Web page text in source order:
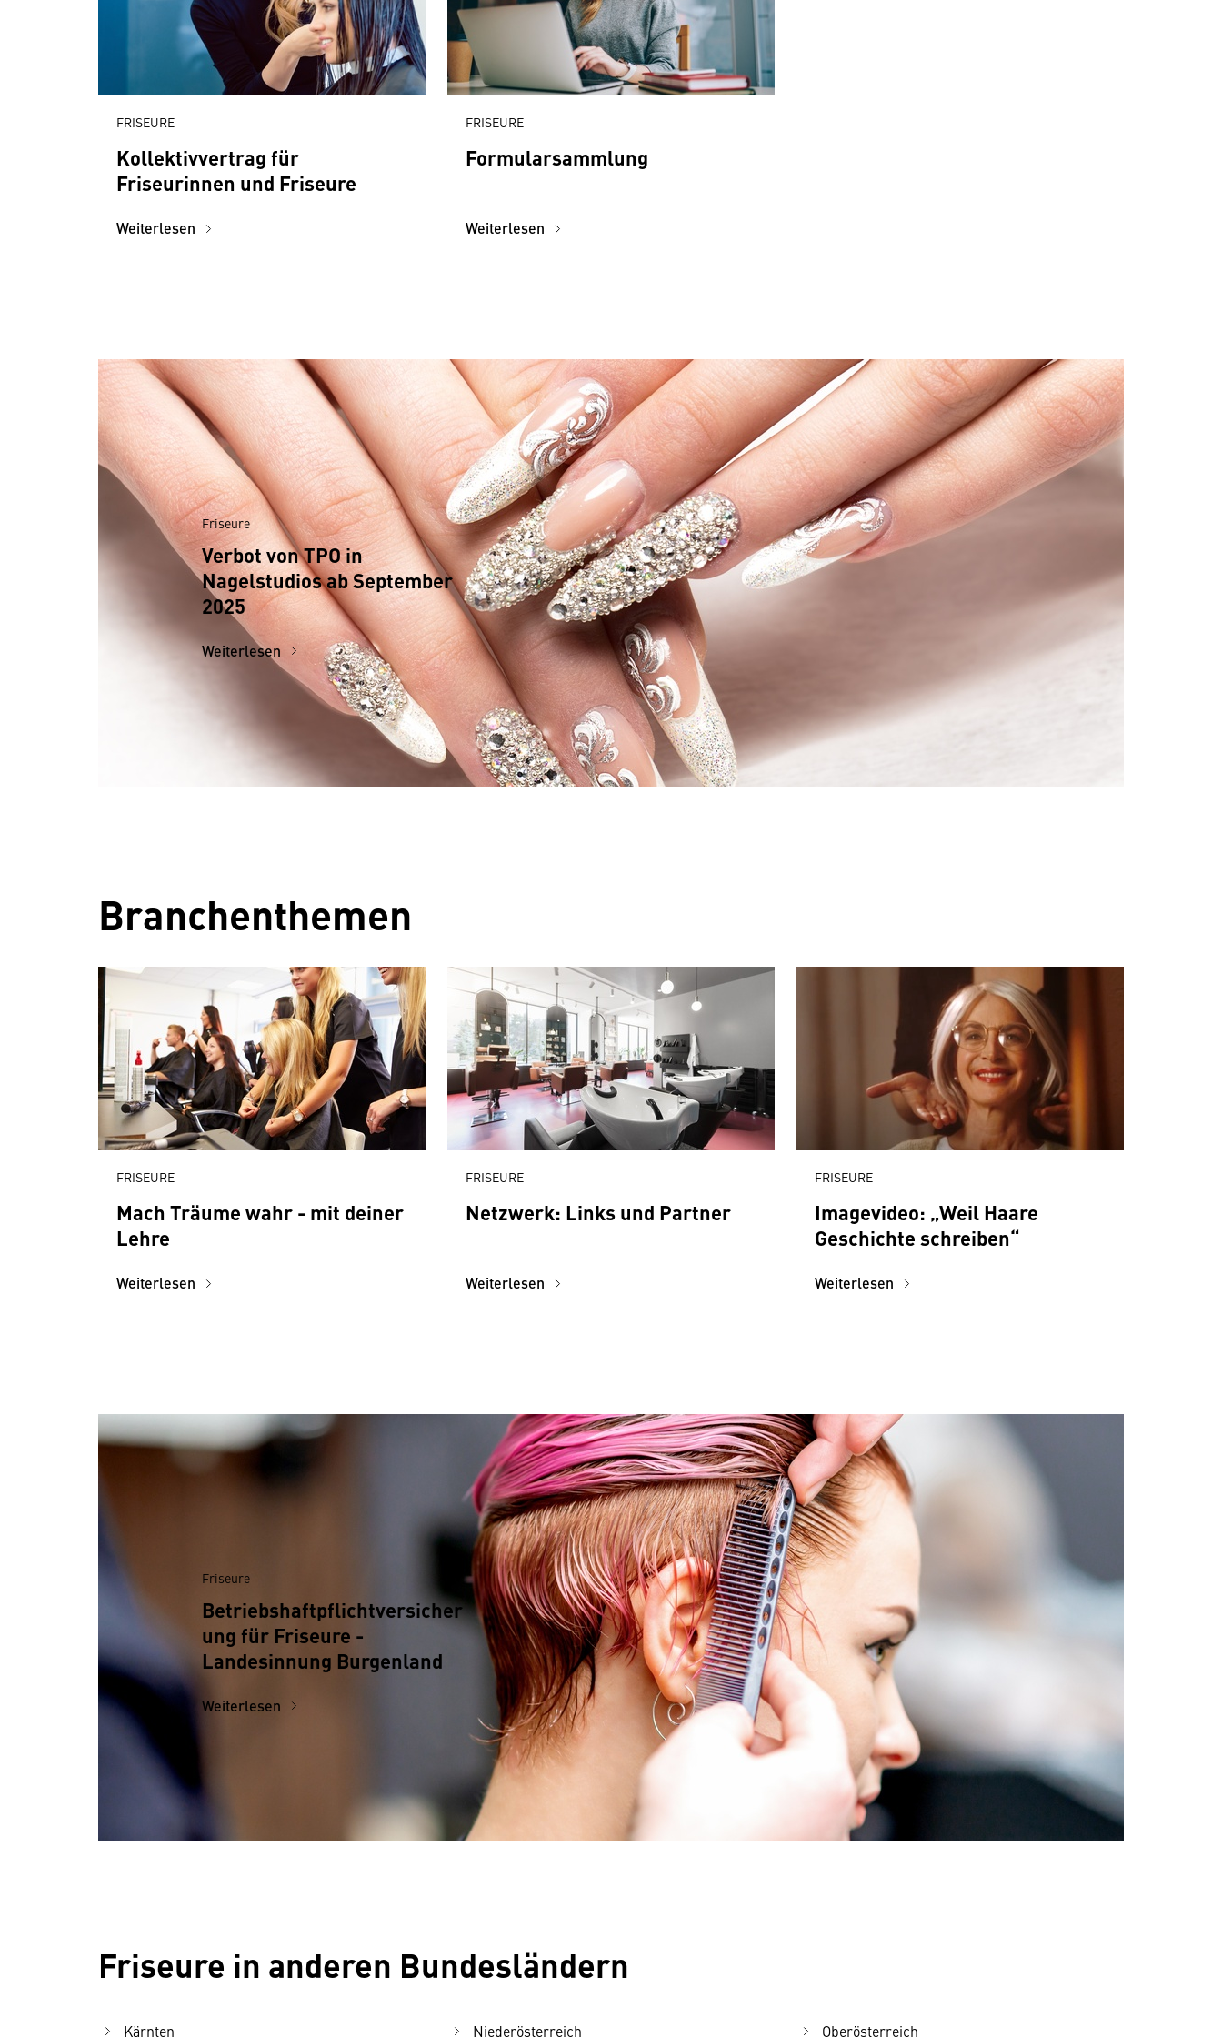
FRISEURE
Kollektivvertrag für
Friseurinnen und Friseure
Weiterlesen
FRISEURE
Formularsammlung
Weiterlesen
Friseure
Verbot von TPO in
Nagelstudios ab September
2025
Weiterlesen
Branchenthemen
FRISEURE
Mach Träume wahr - mit deiner
Lehre
Weiterlesen
FRISEURE
Netzwerk: Links und Partner
Weiterlesen
FRISEURE
Imagevideo: „Weil Haare
Geschichte schreiben“
Weiterlesen
Friseure
Betriebshaftpflichtversicher
ung für Friseure -
Landesinnung Burgenland
Weiterlesen
Friseure in anderen Bundesländern
Kärnten Niederösterreich Oberösterreich